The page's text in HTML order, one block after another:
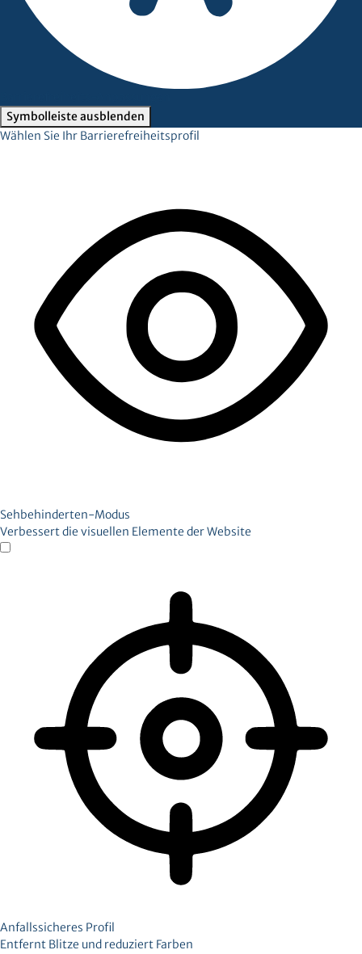
Symbolleiste ausblenden
Wählen Sie Ihr Barrierefreiheitsprofil
Sehbehinderten-Modus
Verbessert die visuellen Elemente der Website
Anfallssicheres Profil
Entfernt Blitze und reduziert Farben